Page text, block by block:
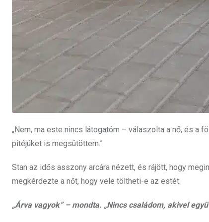
„Nem, ma este nincs látogatóm – válaszolta a nő, és a
pitéjüket is megsütöttem.”
Stan az idős asszony arcára nézett, és rájött, hogy
megkérdezte a nőt, hogy vele töltheti-e az estét.
„Árva vagyok” – mondta. „Nincs családom, akivel